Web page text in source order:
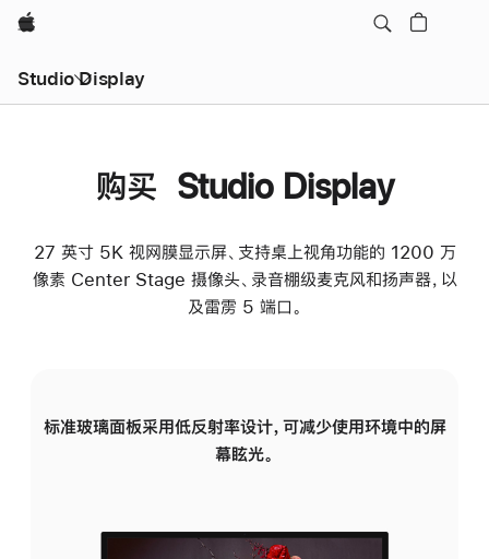
Apple
Studio Display
购买 Studio Display
27 英寸 5K 视网膜显示屏、支持桌上视角功能的 1200 万
像素 Center Stage 摄像头、录音棚级麦克风和扬声器，以
及雷雳 5 端口。
标准玻璃面板采用低反射率设计，可减少使用环境中的屏
幕眩光。